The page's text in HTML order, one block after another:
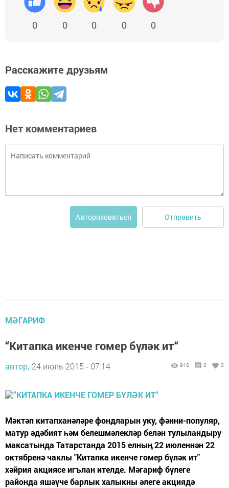
0 0 0 0 0
Расскажите друзьям
Нет комментариев
Авторизоваться Отправить
МӘГАРИФ
“Китапка икенче гомер бүләк ит“
автор, 24 июль 2015 - 07:14 910 0 0
Мәктәп китапханәләре фондларын уку, фәнни-популяр,
матур әдәбият һәм белешмәлекләр белән тулыландыру
максатында Татарстанда 2015 елның 22 июленнән 22
октябренә чаклы "Китапка икенче гомер бүләк ит"
хәйрия акциясе игълан ителде. Мәгариф бүлеге
районда яшәүче барлык халыкны әлеге акциядә